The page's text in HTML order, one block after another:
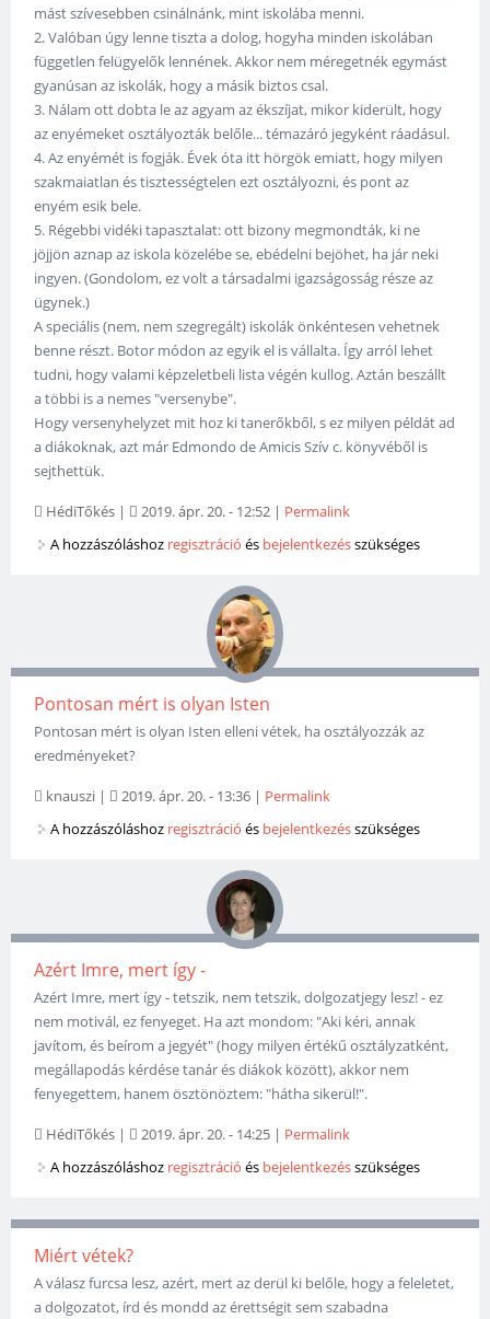
mást szívesebben csinálnánk, mint iskolába menni.
2. Valóban úgy lenne tiszta a dolog, hogyha minden iskolában
független felügyelők lennének. Akkor nem méregetnék egymást
gyanúsan az iskolák, hogy a másik biztos csal.
3. Nálam ott dobta le az agyam az ékszíjat, mikor kiderült, hogy
az enyémeket osztályozták belőle... témazáró jegyként ráadásul.
4. Az enyémét is fogják. Évek óta itt hörgök emiatt, hogy milyen
szakmaiatlan és tisztességtelen ezt osztályozni, és pont az
enyém esik bele.
5. Régebbi vidéki tapasztalat: ott bizony megmondták, ki ne
jöjjön aznap az iskola közelébe se, ebédelni bejöhet, ha jár neki
ingyen. (Gondolom, ez volt a társadalmi igazságosság része az
ügynek.)
A speciális (nem, nem szegregált) iskolák önkéntesen vehetnek
benne részt. Botor módon az egyik el is vállalta. Így arról lehet
tudni, hogy valami képzeletbeli lista végén kullog. Aztán beszállt
a többi is a nemes "versenybe".
Hogy versenyhelyzet mit hoz ki tanerőkből, s ez milyen példát ad
a diákoknak, azt már Edmondo de Amicis Szív c. könyvéből is
sejthettük.
HédiTőkés | 2019. ápr. 20. - 12:52 | Permalink
A hozzászóláshoz regisztráció és bejelentkezésszükséges
Pontosan mért is olyan Isten
Pontosan mért is olyan Isten elleni vétek, ha osztályozzák az
eredményeket?
knauszi | 2019. ápr. 20. - 13:36 | Permalink
A hozzászóláshoz regisztráció és bejelentkezésszükséges
Azért Imre, mert így -
Azért Imre, mert így - tetszik, nem tetszik, dolgozatjegy lesz! - ez
nem motivál, ez fenyeget. Ha azt mondom: "Aki kéri, annak
javítom, és beírom a jegyét" (hogy milyen értékű osztályzatként,
megállapodás kérdése tanár és diákok között), akkor nem
fenyegettem, hanem ösztönöztem: "hátha sikerül!".
HédiTőkés | 2019. ápr. 20. - 14:25 | Permalink
A hozzászóláshoz regisztráció és bejelentkezésszükséges
Miért vétek?
A válasz furcsa lesz, azért, mert az derül ki belőle, hogy a feleletet,
a dolgozatot, írd és mondd az érettségit sem szabadna